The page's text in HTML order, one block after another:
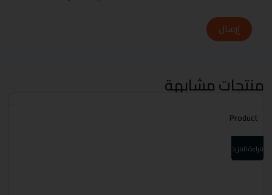
إرسال
منتجات مشابهة
Product
قراءة المزيد